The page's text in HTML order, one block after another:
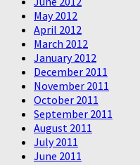
May 2012
April 2012
March 2012
January 2012
December 2011
November 2011
October 2011
September 2011
August 2011
July 2011
June 2011